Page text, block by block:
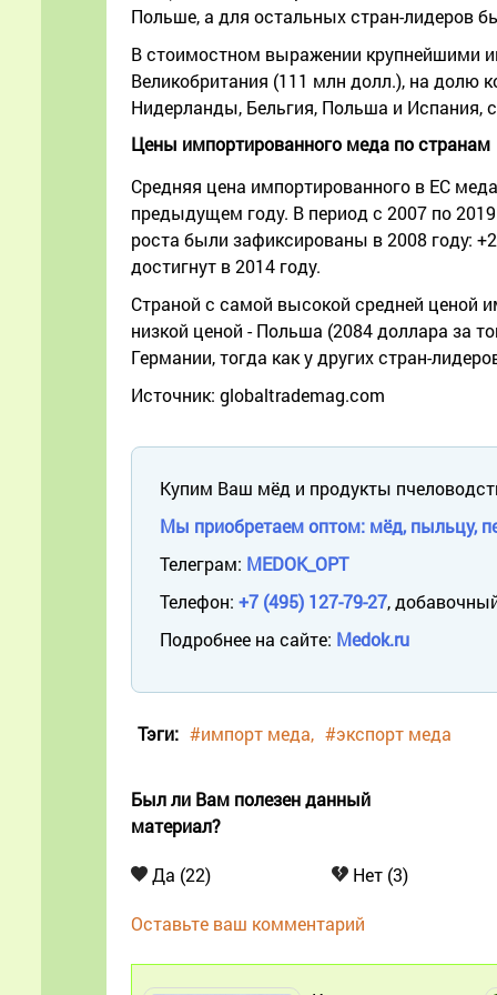
Польше, а для остальных стран-лидеров
В стоимостном выражении крупнейшими
Великобритания (111 млн долл.), на долю
Нидерланды, Бельгия, Польша и Испания,
Цены импортированного меда по странам
Средняя цена импортированного в ЕС
предыдущем году. В период с 2007 по
роста были зафиксированы в 2008 году:
достигнут в 2014 году.
Страной с самой высокой средней ценой
низкой ценой - Польша (2084 доллара за
Германии, тогда как у других стран-
Источник: globaltrademag.com
Купим Ваш мёд и продукты
Мы приобретаем оптом: мёд, пыльцу,
Телеграм: MEDOK_OPT
Телефон: +7 (495) 127-79-27,
Подробнее на сайте: Medok.ru
Тэги: #импорт меда #экспорт меда
Был ли Вам полезен данный
материал?
Да (22) Нет (3)
Оставьте ваш комментарий